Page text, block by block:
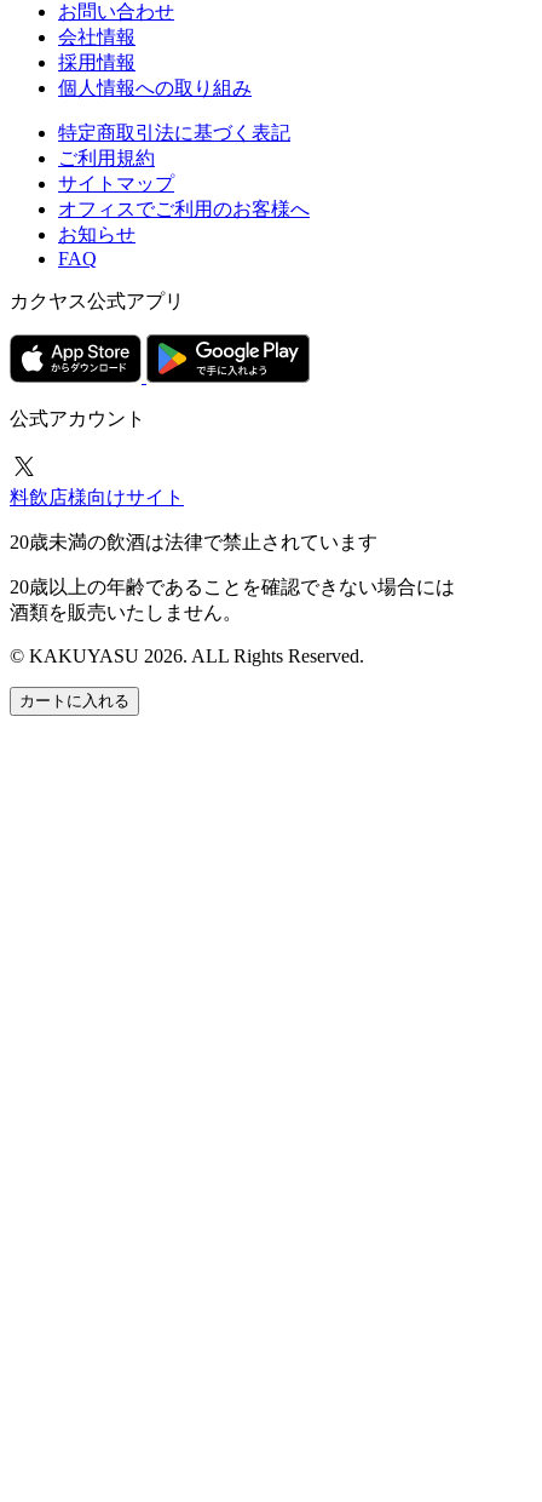
お問い合わせ
会社情報
採用情報
個人情報への取り組み
特定商取引法に基づく表記
ご利用規約
サイトマップ
オフィスでご利用のお客様へ
お知らせ
FAQ
カクヤス公式アプリ
公式アカウント
料飲店様向けサイト
20歳未満の飲酒は法律で禁止されています
20歳以上の年齢であることを確認できない場合には
酒類を販売いたしません。
© KAKUYASU 2026. ALL Rights Reserved.
カートに入れる